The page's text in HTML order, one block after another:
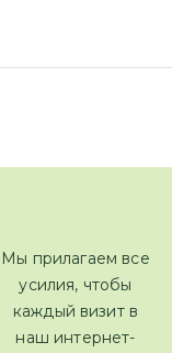
Мы прилагаем все
усилия, чтобы
каждый визит в
наш интернет-